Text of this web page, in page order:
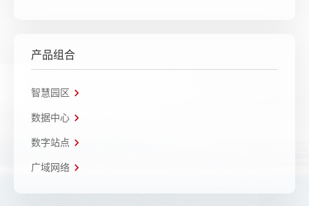
产品组合
智慧园区
数据中心
数字站点
广域网络